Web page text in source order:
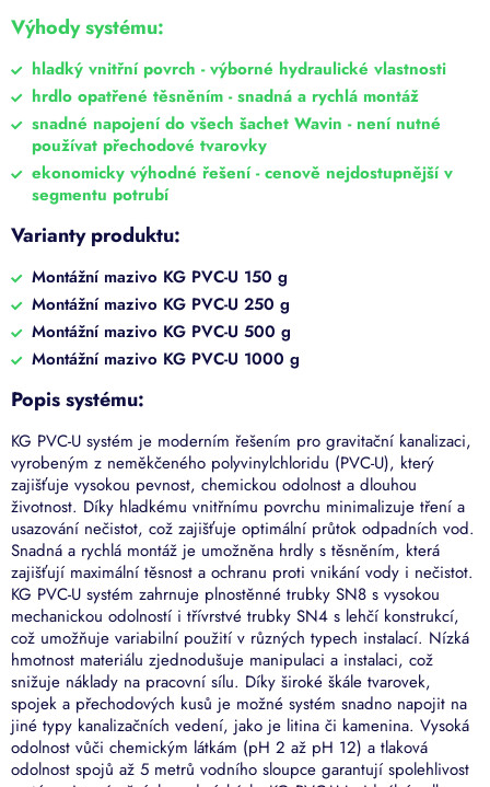
Výhody systému:
hladký vnitřní povrch - výborné hydraulické vlastnosti
hrdlo opatřené těsněním - snadná a rychlá montáž
snadné napojení do všech šachet Wavin - není nutné
používat přechodové tvarovky
ekonomicky výhodné řešení - cenově nejdostupnější v
segmentu potrubí
Varianty produktu:
Montážní mazivo KG PVC-U 150 g
Montážní mazivo KG PVC-U 250 g
Montážní mazivo KG PVC-U 500 g
Montážní mazivo KG PVC-U 1000 g
Popis systému:
KG PVC-U systém je moderním řešením pro gravitační kanalizaci,
vyrobeným z neměkčeného polyvinylchloridu (PVC-U), který
zajišťuje vysokou pevnost, chemickou odolnost a dlouhou
životnost. Díky hladkému vnitřnímu povrchu minimalizuje tření a
usazování nečistot, což zajišťuje optimální průtok odpadních vod.
Snadná a rychlá montáž je umožněna hrdly s těsněním, která
zajišťují maximální těsnost a ochranu proti vnikání vody i nečistot.
KG PVC-U systém zahrnuje plnostěnné trubky SN8 s vysokou
mechanickou odolností i třívrstvé trubky SN4 s lehčí konstrukcí,
což umožňuje variabilní použití v různých typech instalací. Nízká
hmotnost materiálu zjednodušuje manipulaci a instalaci, což
snižuje náklady na pracovní sílu. Díky široké škále tvarovek,
spojek a přechodových kusů je možné systém snadno napojit na
jiné typy kanalizačních vedení, jako je litina či kamenina. Vysoká
odolnost vůči chemickým látkám (pH 2 až pH 12) a tlaková
odolnost spojů až 5 metrů vodního sloupce garantují spolehlivost